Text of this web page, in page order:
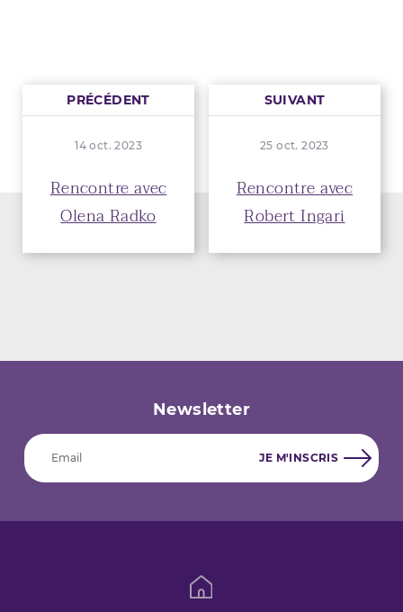
PRÉCÉDENT
14 oct. 2023
Rencontre avec
Olena Radko
SUIVANT
25 oct. 2023
Rencontre avec
Robert Ingari
Newsletter